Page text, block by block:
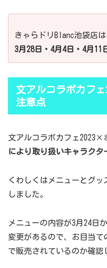
きゃらドリBlanc池袋店
3月28日・4月4日・4月11
文アルコラボカフ
注意点
文アルコラボカフェ2023×
により取り扱いキャラクタ
くわしくはメニューとグ
しました。
メニューの内容が3月24日
変更があるので、お目当て
で販売されているのか確認